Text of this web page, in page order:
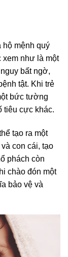
hộ mệnh quý
xem như là một
bất ngờ,
tật. Khi trẻ
bức tường
tiêu cực khác.
tạo ra một
con cái, tạo
phách còn
chào đón một
bảo vệ và